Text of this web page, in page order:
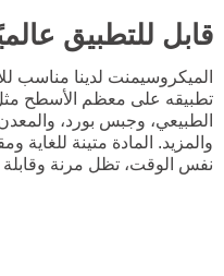
قابل للتطبيق
الميكروسيمنت لدينا مناسب
تطبيقه على معظم الأسطح مثل
والمزيد. المادة متينة
نفس الوقت، تظل مرنة